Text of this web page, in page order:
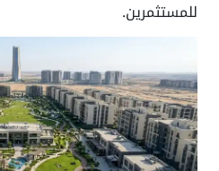
للمستثمرين.